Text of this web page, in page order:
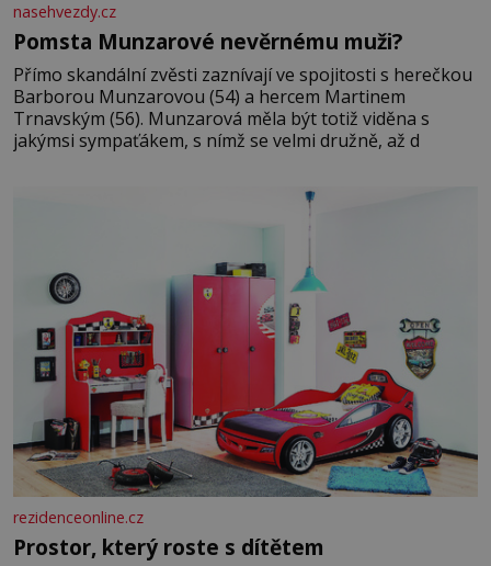
nasehvezdy.cz
Pomsta Munzarové nevěrnému muži?
Přímo skandální zvěsti zaznívají ve spojitosti s herečkou
Barborou Munzarovou (54) a hercem Martinem
Trnavským (56). Munzarová měla být totiž viděna s
jakýmsi sympaťákem, s nímž se velmi družně, až d
rezidenceonline.cz
Prostor, který roste s dítětem